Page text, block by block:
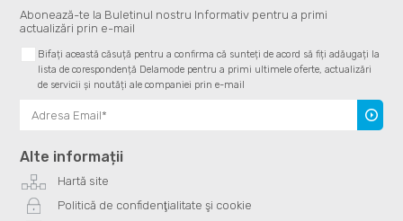
Abonează-te la Buletinul nostru Informativ pentru a primi
actualizări prin e-mail
Bifați această căsuță pentru a confirma că sunteți de acord să fiți adăugați la
lista de corespondență Delamode pentru a primi ultimele oferte, actualizări
de servicii și noutăți ale companiei prin e-mail
Alte informații
Hartă site
Politică de confidenţialitate şi cookie